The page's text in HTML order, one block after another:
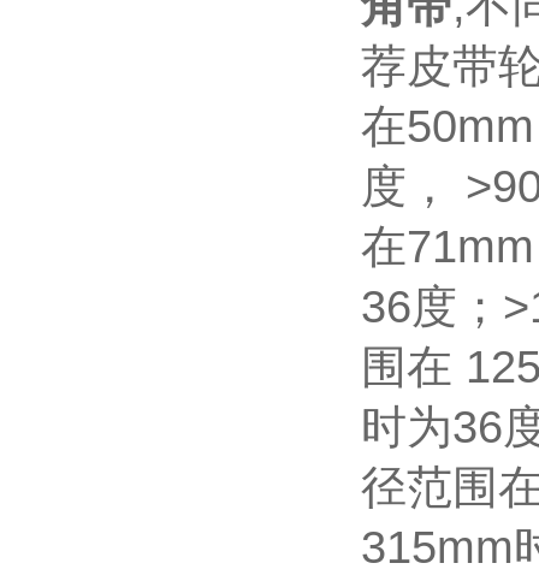
荐皮带
在
度，
在
36度；
围在
时为36
径范围
315mm